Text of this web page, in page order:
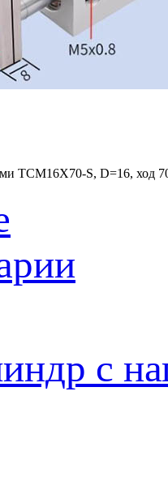
TCM16X70-S, D=16, ход
с